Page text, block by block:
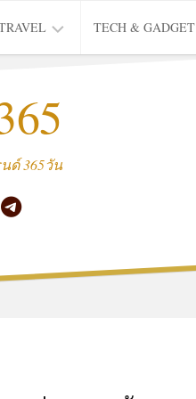
THAI
TRIP
TECH & GADGET
ด์ 365วัน